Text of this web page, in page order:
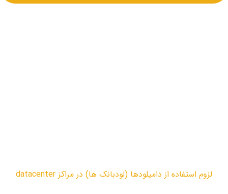
لزوم استفاده از دامیلودها (لودبانک ها) در مراکز datacenter